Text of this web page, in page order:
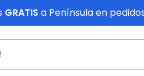
GRATIS a Península en